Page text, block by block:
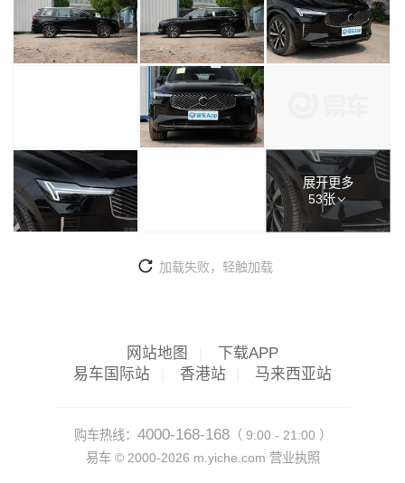
展开更多
53张
加载失败，轻触加载
网站地图
下载APP
易车国际站
香港站 马来西亚站
购车热线： 4000-168-168（ 9:00 - 21:00 ）
易车 © 2000-2026 m.yiche.com 营业执照